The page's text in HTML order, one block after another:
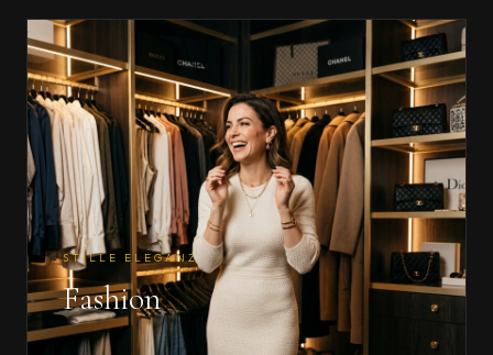
STILLE ELEGANZ
Fashion